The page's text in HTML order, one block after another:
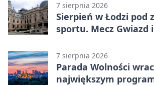
7 sierpnia 2026
Sierpień w Łodzi pod
sportu. Mecz Gwiazd
7 sierpnia 2026
Parada Wolności
największym